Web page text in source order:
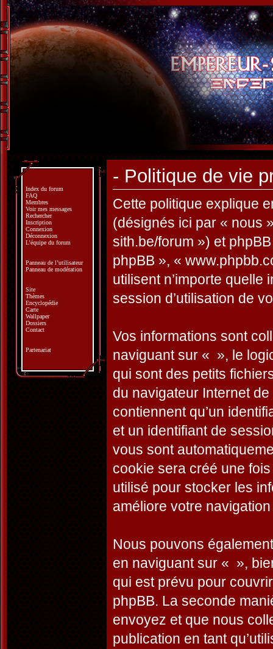
- Politique de vie
Cette politique explique
(désignés ici par « nous
sith.be/forum ») et
phpBB », «
utilisent n’importe quelle
session d’utilisation de
Vos informations sont
naviguant sur « », le
qui sont des petits
du navigateur Internet
contiennent qu’un
et un identifiant de
vous sont
cookie sera créé une
utilisé pour stocker les
améliore votre
Nous pouvons
en naviguant sur « »,
qui est prévu pour
phpBB. La seconde
envoyez et que nous
publication en tant
Index du forum
FAQ
Membres
Voir mes messages
Rechercher
Inscription
Connexion
Déconnexion
L’équipe du forum
Panneau de l’utilisateur
Panneau de modération
Site
Thèmes
Encyclopédie
Carte
Wallpaper
Dossiers
Contact
Partenariat